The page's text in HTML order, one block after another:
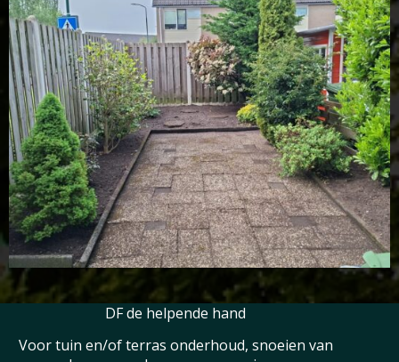
01 achteraf
DF de helpende hand
Voor tuin en/of terras onderhoud, snoeien van